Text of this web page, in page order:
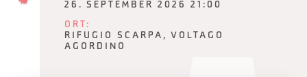
26. SEPTEMBER 2026 21:00
ORT:
RIFUGIO SCARPA, VOLTAGO
AGORDINO